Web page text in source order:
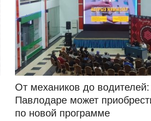
От механиков до водителей:
Павлодаре может
по новой программе